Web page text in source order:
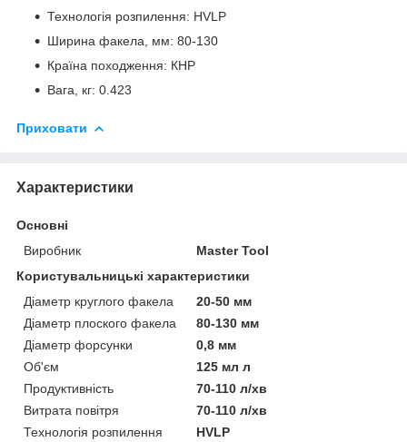
Технологія розпилення: HVLP
Ширина факела, мм: 80-130
Країна походження: КНР
Вага, кг: 0.423
Приховати
Характеристики
Основні
Виробник
Master Tool
Користувальницькі характеристики
Діаметр круглого факела
20-50 мм
Діаметр плоского факела
80-130 мм
Діаметр форсунки
0,8 мм
Об'єм
125 мл л
Продуктивність
70-110 л/хв
Витрата повітря
70-110 л/хв
Технологія розпилення
HVLP